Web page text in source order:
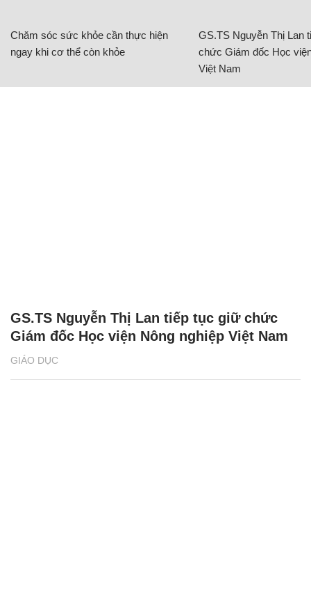
Chăm sóc sức khỏe cần thực hiện
ngay khi cơ thể còn khỏe
GS.TS Nguyễn Thị Lan
chức Giám đốc Học
Việt Nam
GIÁO DỤC
GS.TS Nguyễn Thị Lan tiếp tục giữ chức
Giám đốc Học viện Nông nghiệp Việt Nam